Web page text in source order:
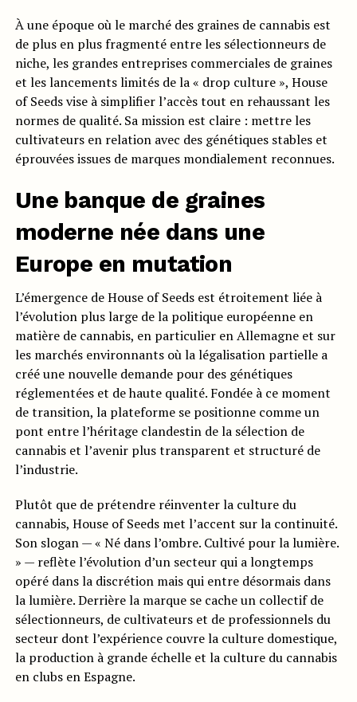
À une époque où le marché des graines de cannabis est
de plus en plus fragmenté entre les sélectionneurs de
niche, les grandes entreprises commerciales de graines
et les lancements limités de la « drop culture », House
of Seeds vise à simplifier l’accès tout en rehaussant les
normes de qualité. Sa mission est claire : mettre les
cultivateurs en relation avec des génétiques stables et
éprouvées issues de marques mondialement reconnues.
Une banque de graines
moderne née dans une
Europe en mutation
L’émergence de House of Seeds est étroitement liée à
l’évolution plus large de la politique européenne en
matière de cannabis, en particulier en Allemagne et sur
les marchés environnants où la légalisation partielle a
créé une nouvelle demande pour des génétiques
réglementées et de haute qualité. Fondée à ce moment
de transition, la plateforme se positionne comme un
pont entre l’héritage clandestin de la sélection de
cannabis et l’avenir plus transparent et structuré de
l’industrie.
Plutôt que de prétendre réinventer la culture du
cannabis, House of Seeds met l’accent sur la continuité.
Son slogan — « Né dans l’ombre. Cultivé pour la lumière.
» — reflète l’évolution d’un secteur qui a longtemps
opéré dans la discrétion mais qui entre désormais dans
la lumière. Derrière la marque se cache un collectif de
sélectionneurs, de cultivateurs et de professionnels du
secteur dont l’expérience couvre la culture domestique,
la production à grande échelle et la culture du cannabis
en clubs en Espagne.